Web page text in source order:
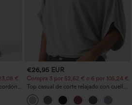
€.
y
€26,95 EUR
Compra 3 por 52,62 € o 6 por 105,24 €.
Top casual de corte relajado con cuello
redondo y mangas murciélago.